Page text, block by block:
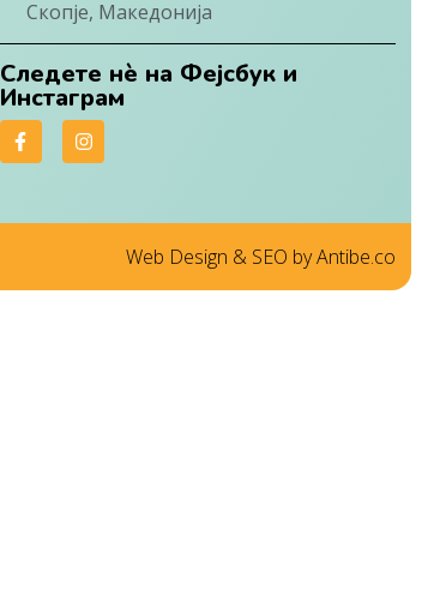
Скопје, Македонија
Следете нѐ на Фејсбук и
Инстаграм
Web Design & SEO by Antibe.co